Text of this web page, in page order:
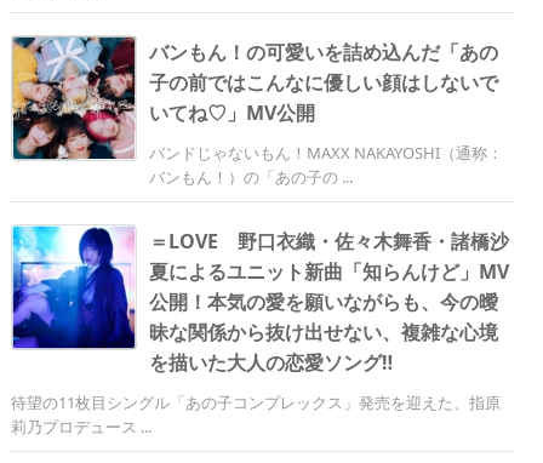
バンもん！の可愛いを詰め込んだ「あの
子の前ではこんなに優しい顔はしないで
いてね♡」MV公開
バンドじゃないもん！MAXX NAKAYOSHI（通称：
バンもん！）の「あの子の ...
＝LOVE 野口衣織・佐々木舞香・諸橋沙
夏によるユニット新曲「知らんけど」MV
公開！本気の愛を願いながらも、今の曖
昧な関係から抜け出せない、複雑な心境
を描いた大人の恋愛ソング‼
待望の11枚目シングル「あの子コンプレックス」発売を迎えた、指原
莉乃プロデュース ...